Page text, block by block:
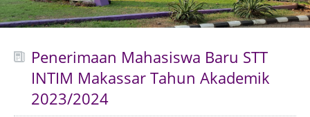
Penerimaan Mahasiswa Baru STT
INTIM Makassar Tahun Akademik
2023/2024